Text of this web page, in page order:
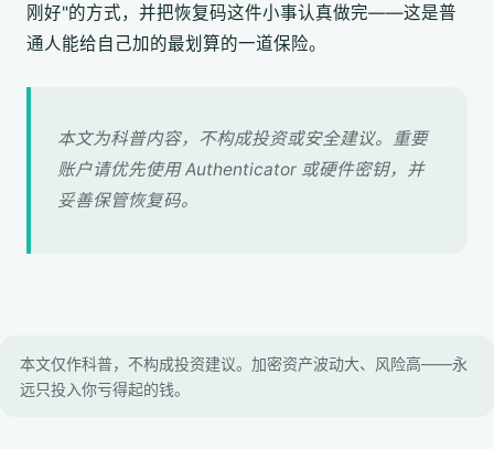
刚好"的方式，并把恢复码这件小事认真做完——这是普
通人能给自己加的最划算的一道保险。
本文为科普内容，不构成投资或安全建议。重要
账户请优先使用 Authenticator 或硬件密钥，并
妥善保管恢复码。
本文仅作科普，不构成投资建议。加密资产波动大、风险高——永
远只投入你亏得起的钱。